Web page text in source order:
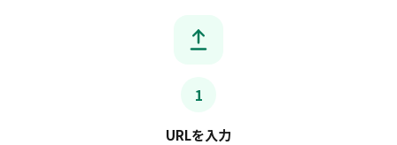
1
URLを入力